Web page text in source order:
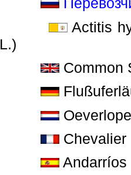
Actitis
L.)
Common
Chevalier
Andarríos